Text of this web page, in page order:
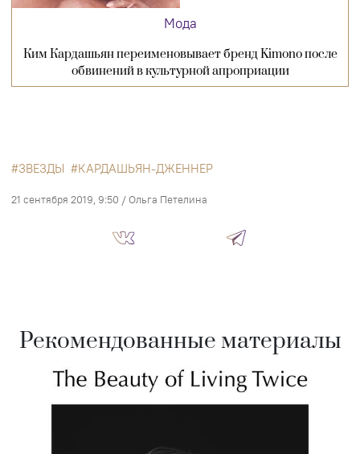
Мода
Ким Кардашьян переименовывает бренд Kimono после
обвинений в культурной апроприации
ЗВЕЗДЫ КАРДАШЬЯН-ДЖЕННЕР
21 сентября 2019, 9:50 / Ольга Петелина
Рекомендованные материалы